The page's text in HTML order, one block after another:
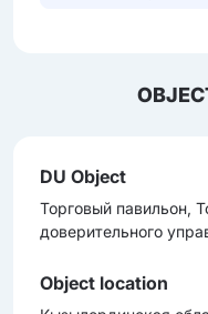
DU Object
Торговый павильон,
доверительного
Object location